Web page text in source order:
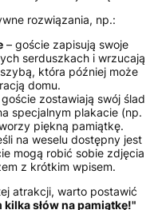
rozwiązania, np.:
– goście zapisują swoje
serduszkach i wrzucają
która później może
domu.
zostawiają swój ślad
specjalnym plakacie (np.
piękną pamiątkę.
na weselu dostępny jest
mogą robić sobie zdjęcia
z krótkim wpisem.
atrakcji, warto postawić
słów na pamiątkę!"